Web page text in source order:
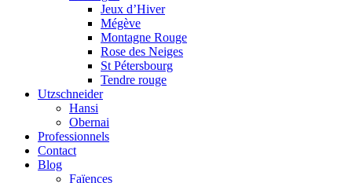
Jeux d’Hiver
Mégève
Montagne Rouge
Rose des Neiges
St Pétersbourg
Tendre rouge
Utzschneider
Hansi
Obernai
Professionnels
Contact
Blog
Faïences